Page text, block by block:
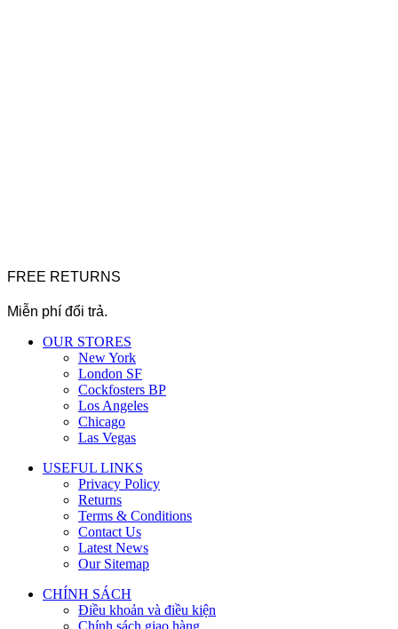
FREE RETURNS
Miễn phí đổi trả.
OUR STORES
New York
London SF
Cockfosters BP
Los Angeles
Chicago
Las Vegas
USEFUL LINKS
Privacy Policy
Returns
Terms & Conditions
Contact Us
Latest News
Our Sitemap
CHÍNH SÁCH
Điều khoản và điều kiện
Chính sách giao hàng